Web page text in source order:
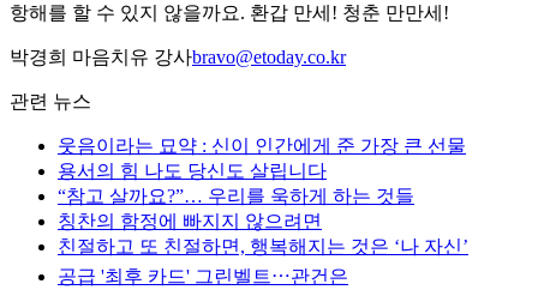
항해를 할 수 있지 않을까요. 환갑 만세! 청춘 만만세!
박경희 마음치유 강사bravo@etoday.co.kr
관련 뉴스
웃음이라는 묘약 : 신이 인간에게 준 가장 큰 선물
용서의 힘 나도 당신도 살립니다
“참고 살까요?”… 우리를 욱하게 하는 것들
칭찬의 함정에 빠지지 않으려면
친절하고 또 친절하면, 행복해지는 것은 ‘나 자신’
공급 '최후 카드' 그린벨트⋯관건은